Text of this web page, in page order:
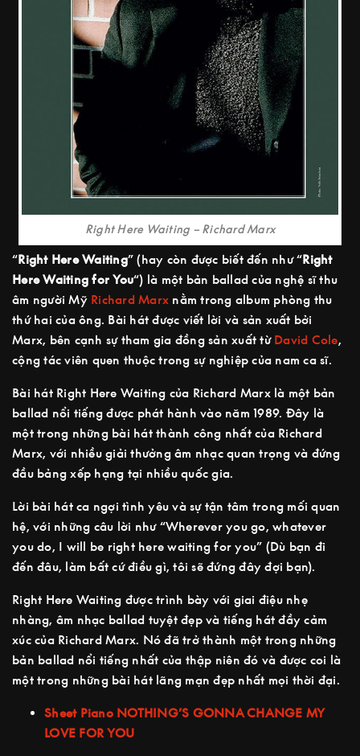
Right Here Waiting – Richard Marx
“Right Here Waiting” (hay còn được biết đến như “Right
Here Waiting for You“) là một bản ballad của nghệ sĩ thu
âm người Mỹ Richard Marx nằm trong album phòng thu
thứ hai của ông. Bài hát được viết lời và sản xuất bởi
Marx, bên cạnh sự tham gia đồng sản xuất từ David Cole,
cộng tác viên quen thuộc trong sự nghiệp của nam ca sĩ.
Bài hát Right Here Waiting của Richard Marx là một bản
ballad nổi tiếng được phát hành vào năm 1989. Đây là
một trong những bài hát thành công nhất của Richard
Marx, với nhiều giải thưởng âm nhạc quan trọng và đứng
đầu bảng xếp hạng tại nhiều quốc gia.
Lời bài hát ca ngợi tình yêu và sự tận tâm trong mối quan
hệ, với những câu lời như “Wherever you go, whatever
you do, I will be right here waiting for you” (Dù bạn đi
đến đâu, làm bất cứ điều gì, tôi sẽ đứng đây đợi bạn).
Right Here Waiting được trình bày với giai điệu nhẹ
nhàng, âm nhạc ballad tuyệt đẹp và tiếng hát đầy cảm
xúc của Richard Marx. Nó đã trở thành một trong những
bản ballad nổi tiếng nhất của thập niên đó và được coi là
một trong những bài hát lãng mạn đẹp nhất mọi thời đại.
Sheet Piano NOTHING’S GONNA CHANGE MY
LOVE FOR YOU